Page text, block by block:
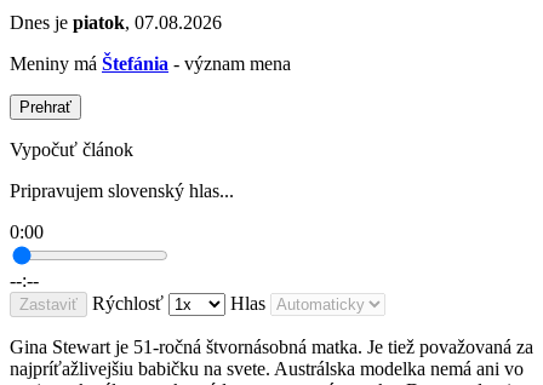
Dnes je piatok, 07.08.2026
Meniny má Štefánia - význam mena
Prehrať
Vypočuť článok
Pripravujem slovenský hlas...
0:00
--:--
Zastaviť Rýchlosť Hlas
Gina Stewart je 51-ročná štvornásobná matka. Je tiež považovaná za
najpríťažlivejšiu babičku na svete. Austrálska modelka nemá ani vo